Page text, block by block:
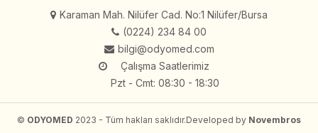
(0224) 234 84 00
bilgi@odyomed.com
Çalışma Saatlerimiz
Pzt - Cmt: 08:30 - 18:30